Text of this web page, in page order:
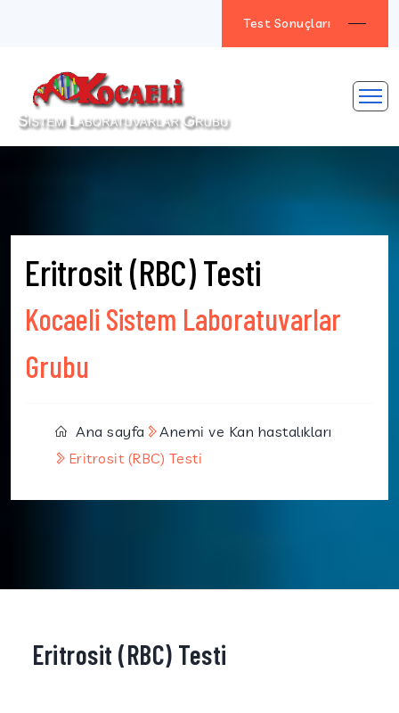
Test Sonuçları
Eritrosit (RBC) Testi
Kocaeli Sistem Laboratuvarlar
Grubu
Ana sayfa
Anemi ve Kan hastalıkları
Eritrosit (RBC) Testi
Eritrosit (RBC) Testi